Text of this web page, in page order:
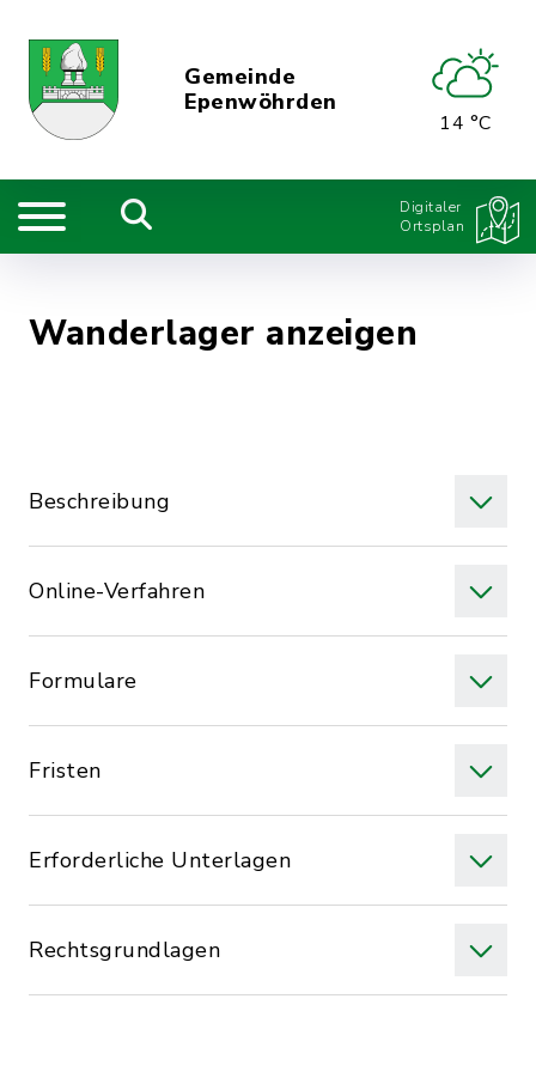
Gemeinde
Epenwöhrden
14 °C
Digitaler
Ortsplan
Wanderlager anzeigen
Beschreibung
Online-Verfahren
Formulare
Fristen
Erforderliche Unterlagen
Rechtsgrundlagen